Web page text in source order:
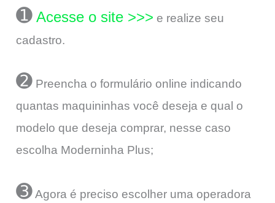
➊ Acesse o site >>> e realize seu
cadastro.
➋ Preencha o formulário online indicando
quantas maquininhas você deseja e qual o
modelo que deseja comprar, nesse caso
escolha Moderninha Plus;
➌Agora é preciso escolher uma operadora